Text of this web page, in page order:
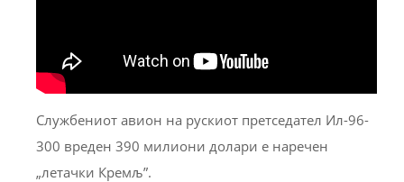
Службениот авион на рускиот претседател Ил-96-
300 вреден 390 милиони долари е наречен
„летачки Кремљ”.